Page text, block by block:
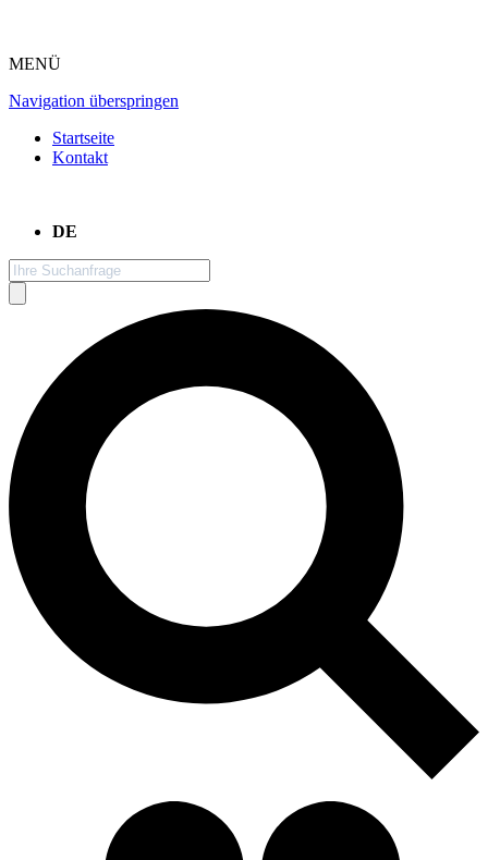
MENÜ
Navigation überspringen
Startseite
Kontakt
DE